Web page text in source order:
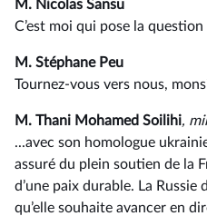
M. Nicolas Sansu
C’est moi qui pose la question
M. Stéphane Peu
Tournez-vous vers nous,
M. Thani Mohamed Soilihi,
...avec son homologue
assuré du plein soutien de la
d’une paix durable. La
qu’elle souhaite avancer en